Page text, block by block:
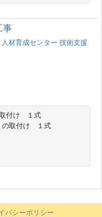
事
材育成センター 技術支援
付け　１式
取付け　１式
バシーポリシー